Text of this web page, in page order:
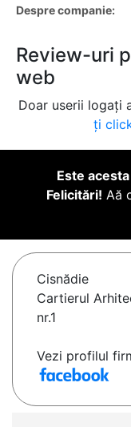
Despre companie:
Review-uri
web
Doar userii logați
ți
Este
Felicitări! Aă
Cisnădie
Cartierul
nr.1
Vezi profilul